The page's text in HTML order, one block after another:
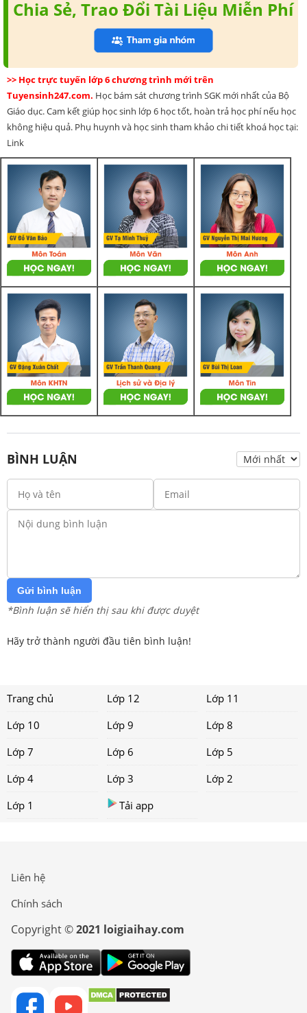
Chia Sẻ, Trao Đổi Tài Liệu Miễn Phí
>> Học trực tuyến lớp 6 chương trình mới trên
Tuyensinh247.com. Học bám sát chương trình SGK mới nhất của Bộ
Giáo dục. Cam kết giúp học sinh lớp 6 học tốt, hoàn trả học phí nếu học
không hiệu quả. Phụ huynh và học sinh tham khảo chi tiết khoá học tại:
Link
BÌNH LUẬN
Gửi bình luận
*Bình luận sẽ hiển thị sau khi được duyệt
Hãy trở thành người đầu tiên bình luận!
Trang chủ Lớp 12
Lớp 11
Lớp 10
Lớp 9
Lớp 8
Lớp 7
Lớp 6
Lớp 5
Lớp 4
Lớp 3
Lớp 2
Lớp 1
Tải app
Liên hệ
Chính sách
Copyright ©2021 loigiaihay.com